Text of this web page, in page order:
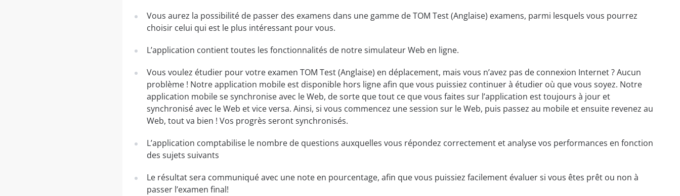
Vous aurez la possibilité de passer des examens dans une gamme de TOM Test (Anglaise) examens, parmi lesquels vous pourrez
choisir celui qui est le plus intéressant pour vous.
L’application contient toutes les fonctionnalités de notre simulateur Web en ligne.
Vous voulez étudier pour votre examen TOM Test (Anglaise) en déplacement, mais vous n’avez pas de connexion Internet ? Aucun
problème ! Notre application mobile est disponible hors ligne afin que vous puissiez continuer à étudier où que vous soyez. Notre
application mobile se synchronise avec le Web, de sorte que tout ce que vous faites sur l’application est toujours à jour et
synchronisé avec le Web et vice versa. Ainsi, si vous commencez une session sur le Web, puis passez au mobile et ensuite revenez au
Web, tout va bien ! Vos progrès seront synchronisés.
L’application comptabilise le nombre de questions auxquelles vous répondez correctement et analyse vos performances en fonction
des sujets suivants
Le résultat sera communiqué avec une note en pourcentage, afin que vous puissiez facilement évaluer si vous êtes prêt ou non à
passer l’examen final!